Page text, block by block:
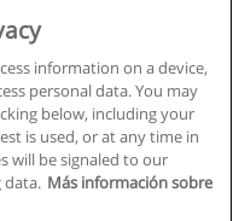
information on a device,
personal data. You may
below, including your
is used, or at any time in
will be signaled to our
data. Más información sobre